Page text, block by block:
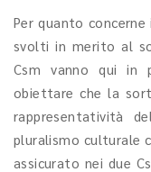
Per quanto
svolti in merito al
Csm vanno qui in
obiettare che la
rappresentatività
pluralismo culturale
assicurato nei due